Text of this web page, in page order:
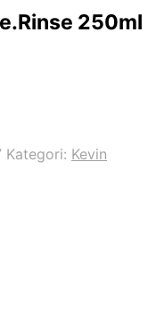
250ml
Kategori: Kevin